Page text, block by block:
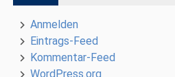
Anmelden
Eintrags-Feed
Kommentar-Feed
WordPress.org